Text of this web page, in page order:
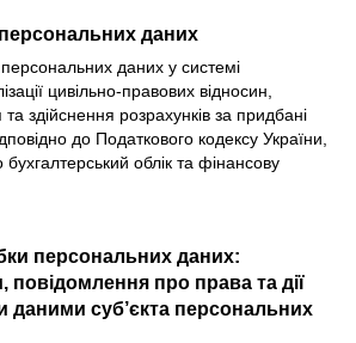
даних
даних у системі
цивільно-правових відносин,
здійснення розрахунків за придбані
до Податкового кодексу України,
облік та фінансову
персональних даних:
повідомлення про права та дії
даними суб’єкта персональних